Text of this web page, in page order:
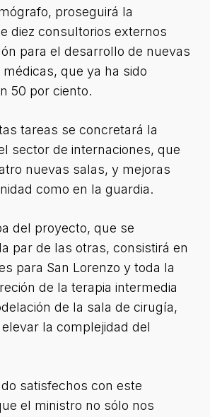
proseguirá la
diez consultorios externos
para el desarrollo de nuevas
que ya ha sido
50 por ciento.
tareas se concretará la
sector de internaciones, que
nuevas salas, y mejoras
como en la guardia.
del proyecto, que se
par de las otras, consistirá en
para San Lorenzo y toda la
de la terapia intermedia
de la sala de cirugía,
la complejidad del
satisfechos con este
el ministro no sólo nos